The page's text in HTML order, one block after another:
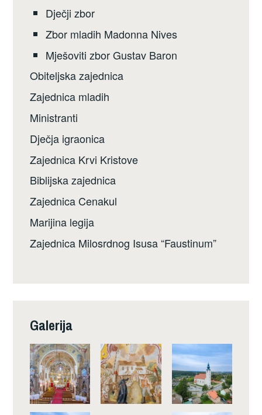
Dječji zbor
Zbor mladih Madonna Nives
Mješoviti zbor Gustav Baron
Obiteljska zajednica
Zajednica mladih
Ministranti
Dječja igraonica
Zajednica Krvi Kristove
Biblijska zajednica
Zajednica Cenakul
Marijina legija
Zajednica Milosrdnog Isusa “Faustinum”
Galerija